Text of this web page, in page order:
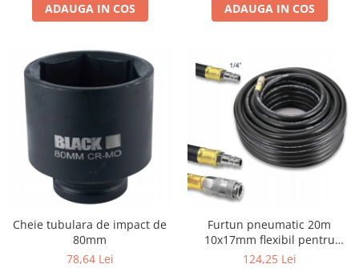
ADAUGA IN COS ADAUGA IN COS
Cheie tubulara de impact de
80mm
78,64 Lei
Furtun pneumatic 20m
10x17mm flexibil pentru
compresor rezistent la ulei124,25 Lei